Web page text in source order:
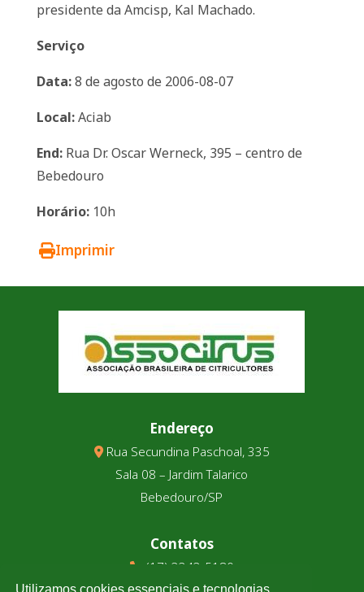
presidente da Amcisp, Kal Machado.
Serviço
Data:8 de agosto de 2006-08-07
Local:Aciab
End: Rua Dr. Oscar Werneck, 395 – centro de
Bebedouro
Horário: 10h
Imprimir
Endereço
Rua Secundina Paschoal, 335
Sala 08 – Jardim Talarico
Bebedouro/SP
Contatos
(17) 3343-5180
Utilizamos cookies essenciais e tecnologias